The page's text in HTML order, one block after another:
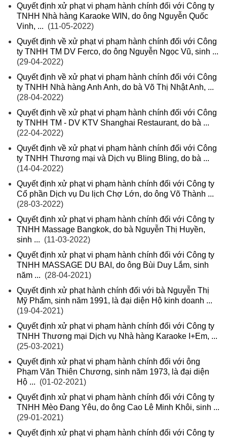
Quyết định xử phạt vi phạm hành chính đối với Công ty
TNHH Nhà hàng Karaoke WIN, do ông Nguyễn Quốc
Vinh, ... (11-05-2022)
Quyết định về xử phạt vi phạm hành chính đối với Công
ty TNHH TM DV Ferco, do ông Nguyễn Ngọc Vũ, sinh ...
(29-04-2022)
Quyết định về xử phạt vi phạm hành chính đối với Công
ty TNHH Nhà hàng Anh Anh, do bà Võ Thị Nhật Anh, ...
(28-04-2022)
Quyết định về xử phạt vi phạm hành chính đối với Công
ty TNHH TM - DV KTV Shanghai Restaurant, do bà ...
(22-04-2022)
Quyết định về xử phạt vi phạm hành chính đối với Công
ty TNHH Thương mại và Dịch vụ Bling Bling, do bà ...
(14-04-2022)
Quyết định xử phạt vi phạm hành chính đối với Công ty
Cổ phần Dịch vụ Du lịch Chợ Lớn, do ông Võ Thành ...
(28-03-2022)
Quyết định xử phạt vi phạm hành chính đối với Công ty
TNHH Massage Bangkok, do bà Nguyễn Thị Huyền,
sinh ... (11-03-2022)
Quyết định xử phạt vi phạm hành chính đối với Công ty
TNHH MASSAGE DU BAI, do ông Bùi Duy Lắm, sinh
năm ... (28-04-2021)
Quyết định xử phạt hành chính đối với bà Nguyễn Thị
Mỹ Phẩm, sinh năm 1991, là đại diện Hộ kinh doanh ...
(19-04-2021)
Quyết định xử phạt vi phạm hành chính đối với Công ty
TNHH Thương mại Dịch vụ Nhà hàng Karaoke I+Em, ...
(25-03-2021)
Quyết định xử phạt vi phạm hành chính đối với ông
Phạm Văn Thiên Chương, sinh năm 1973, là đại diện
Hộ ... (01-02-2021)
Quyết định xử phạt vi phạm hành chính đối với Công ty
TNHH Mèo Đang Yêu, do ông Cao Lê Minh Khôi, sinh ...
(29-01-2021)
Quyết định xử phạt vi phạm hành chính đối với Công ty